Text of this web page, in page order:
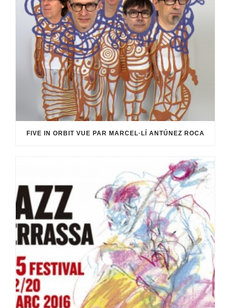
FIVE IN ORBIT VUE PAR MARCEL·LÍ ANTÚNEZ ROCA